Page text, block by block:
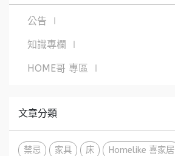
公告 ∣
知識專欄 ∣
HOME哥 專區 ∣
文章分類
禁忌 家具 床 Homelike 喜家居